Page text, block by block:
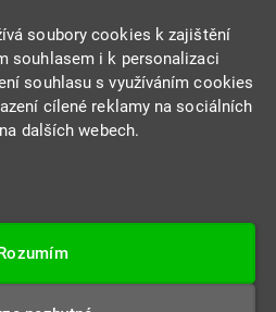
soubory cookies k zajištění
souhlasem i k personalizaci
souhlasu s využíváním cookies
cílené reklamy na sociálních
dalších webech.